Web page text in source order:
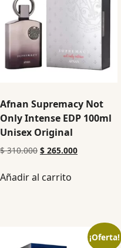
Afnan Supremacy Not
Only Intense EDP 100ml
Unisex Original
$310.000 $ 265.000
Añadir al carrito
¡Oferta!